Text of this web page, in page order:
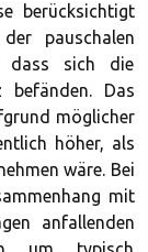
berücksichtigt
pauschalen
dass sich die
befänden. Das
möglicher
höher, als
wäre. Bei
mit
anfallenden